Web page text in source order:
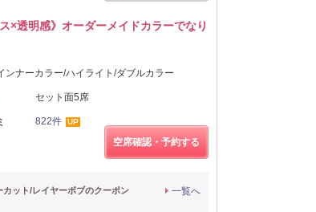
×透明感》オーダーメイドカラーでなり
ナーカラー/ハイライト/ダブルカラー
セット面5席
822件 UP
空席確認・予約する
ット/レイヤーボブのクーポン 一覧へ